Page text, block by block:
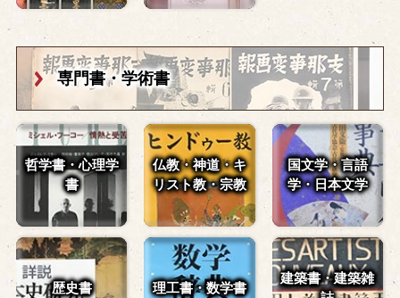
専門書・学術書
哲学書・心理学
書
仏教・神道・キ
リスト教・宗教
国文学・言語
学・日本文学
歴史書 理工書・数学書
建築書・建築雑